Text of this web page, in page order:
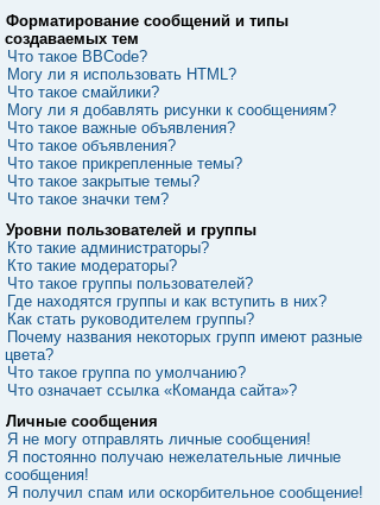
Форматирование сообщений и типы
создаваемых тем
Что такое BBCode?
Могу ли я использовать HTML?
Что такое смайлики?
Могу ли я добавлять рисунки к сообщениям?
Что такое важные объявления?
Что такое объявления?
Что такое прикрепленные темы?
Что такое закрытые темы?
Что такое значки тем?
Уровни пользователей и группы
Кто такие администраторы?
Кто такие модераторы?
Что такое группы пользователей?
Где находятся группы и как вступить в них?
Как стать руководителем группы?
Почему названия некоторых групп имеют разные
цвета?
Что такое группа по умолчанию?
Что означает ссылка «Команда сайта»?
Личные сообщения
Я не могу отправлять личные сообщения!
Я постоянно получаю нежелательные личные
сообщения!
Я получил спам или оскорбительное сообщение!